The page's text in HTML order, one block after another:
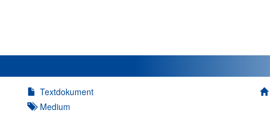
Textdokument
Medium